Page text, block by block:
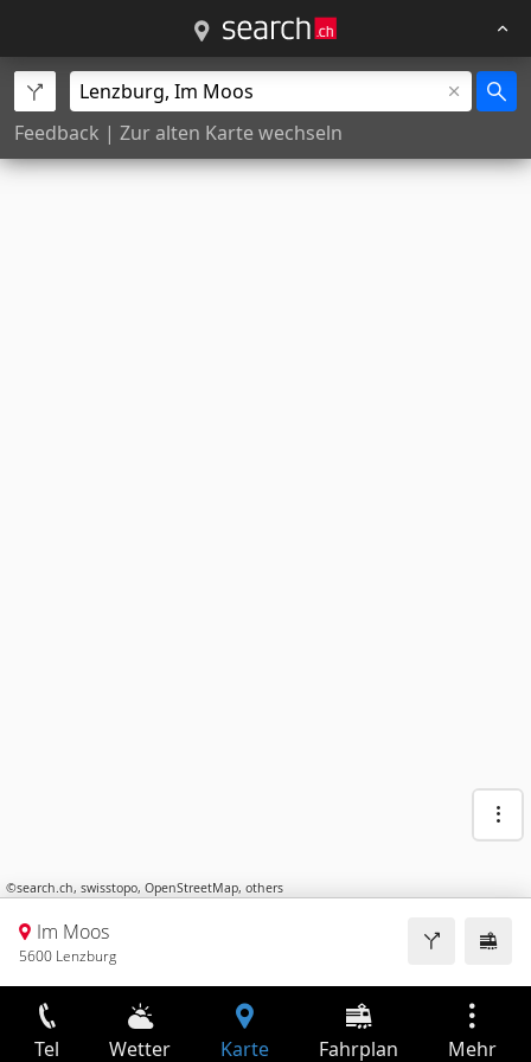
Feedback | Zur alten Karte wechseln
©search.ch, swisstopo, OpenStreetMap, others
Im Moos
5600 Lenzburg
Tel Wetter Karte Fahrplan Mehr